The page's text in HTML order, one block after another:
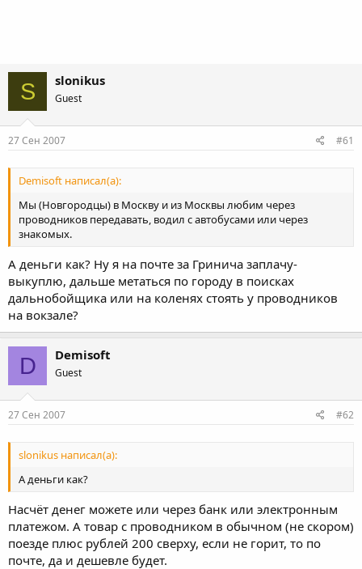
S slonikus
Guest
27 Сен 2007 #61
Demisoft написал(а):
Мы (Новгородцы) в Москву и из Москвы любим через
проводников передавать, водил с автобусами или через
знакомых.
А деньги как? Ну я на почте за Гринича заплачу-
выкуплю, дальше метаться по городу в поисках
дальнобойщика или на коленях стоять у проводников
на вокзале?
D Demisoft
Guest
27 Сен 2007 #62
slonikus написал(а):
А деньги как?
Насчёт денег можете или через банк или электронным
платежом. А товар с проводником в обычном (не скором)
поезде плюс рублей 200 сверху, если не горит, то по
почте, да и дешевле будет.